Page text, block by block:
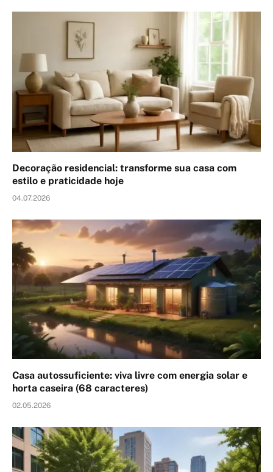
Decoração residencial: transforme sua casa com
estilo e praticidade hoje
04.07.2026
Casa autossuficiente: viva livre com energia solar e
horta caseira (68 caracteres)
02.05.2026